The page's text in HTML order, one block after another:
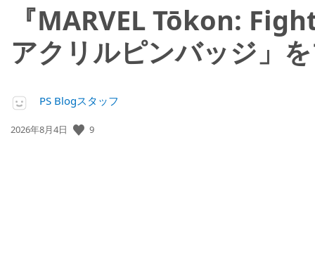
『MARVEL Tōkon:
アクリルピンバッジ」
PS Blogスタッフ
公
2026年8月4日 9